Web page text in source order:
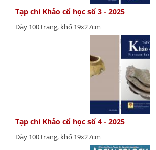
Tạp chí Khảo cổ học số 3 - 2025
Dày 100 trang, khổ 19x27cm
Tạp chí Khảo cổ học số 4 - 2025
Dày 100 trang, khổ 19x27cm